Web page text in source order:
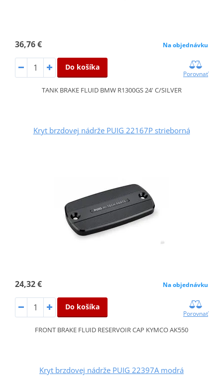
36,76 € Na objednávku
Do košíka
Porovnať
TANK BRAKE FLUID BMW R1300GS 24' C/SILVER
Kryt brzdovej nádrže PUIG 22167P strieborná
24,32 € Na objednávku
Do košíka
Porovnať
FRONT BRAKE FLUID RESERVOIR CAP KYMCO AK550
Kryt brzdovej nádrže PUIG 22397A modrá